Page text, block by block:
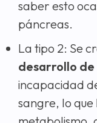
saber esto
páncreas.
La tipo 2: Se
desarrollo de
incapacidad
sangre, lo